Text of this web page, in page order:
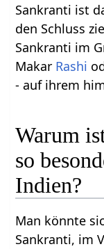
Sankranti ist
den Schluss
Sankranti im
Makar Rashi
- auf ihrem
Warum
so
Indien?
Man könnte
Sankranti, im